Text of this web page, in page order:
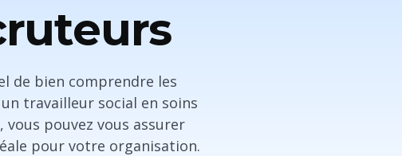
de bien comprendre les
travailleur social en soins
pouvez vous assurer
pour votre organisation.